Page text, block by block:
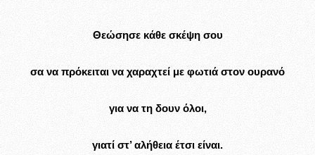
Θεώσησε κάθε σκέψη σου
σα να πρόκειται να χαραχτεί με φωτιά στον ουρανό
για να τη δουν όλοι,
γιατί στ’ αλήθεια έτσι είναι.